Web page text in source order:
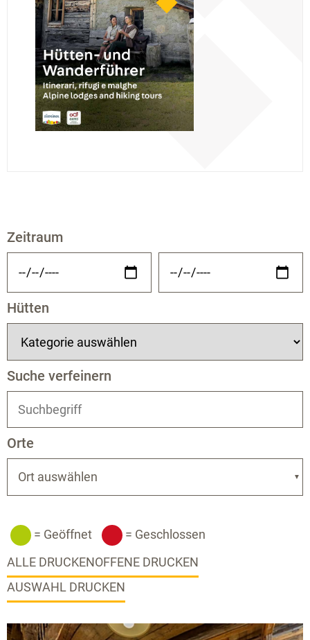
Zeitraum
Hütten
Suche verfeinern
Orte
Ort auswählen
= Geöffnet
= Geschlossen
ALLE DRUCKENOFFENE DRUCKEN
AUSWAHL DRUCKEN